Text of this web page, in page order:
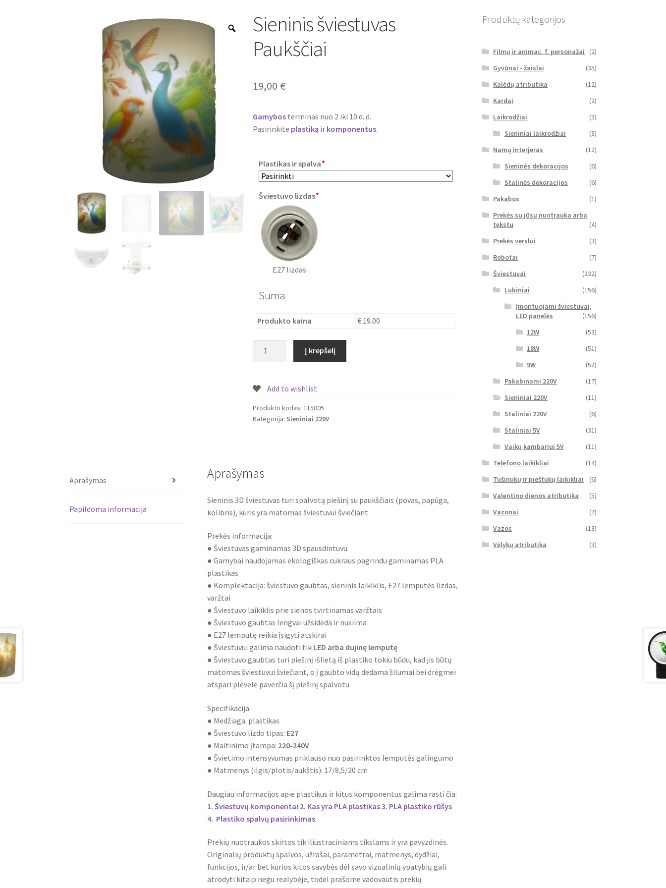
ZoomSieninis šviestuvas
Paukščiai
19,00 €
Gamybos terminas nuo 2 iki 10 d. d.
Pasirinkite plastiką ir komponentus.
Plastikas ir spalva*
Šviestuvo lizdas*
E27 lizdas
Suma
Produkto kaina € 19.00
Paukščiai
Į krepšelį
Add to wishlist
Produkto kodas:115005
Kategorija: Sieniniai 220V
Aprašymas
Papildoma informacija
Aprašymas
Sieninis 3D šviestuvas turi spalvotą piešinį su paukščiais (povas, papūga,
kolibris), kuris yra matomas šviestuvui šviečiant
Prekės informacija:
● Šviestuvas gaminamas 3D spausdintuvu
● Gamybai naudojamas ekologiškas cukraus pagrindu gaminamas PLA
plastikas
● Komplektacija: šviestuvo gaubtas, sieninis laikiklis, E27 lemputės lizdas,
varžtai
● Šviestuvo laikiklis prie sienos tvirtinamas varžtais
● Šviestuvo gaubtas lengvai užsideda ir nusiima
● E27 lemputę reikia įsigyti atskirai
● Šviestuvui galima naudoti tik LED arba dujinę lemputę
● Šviestuvo gaubtas turi piešinį išlietą iš plastiko tokiu būdu, kad jis būtų
matomas šviestuvui šviečiant, o į gaubto vidų dedama šilumai bei drėgmei
atspari plėvelė paverčia šį piešinį spalvotu
Specifikacija:
● Medžiaga: plastikas
● Šviestuvo lizdo tipas: E27
● Maitinimo įtampa: 220-240V
● Švietimo intensyvumas priklauso nuo pasirinktos lemputės galingumo
● Matmenys (ilgis/plotis/aukštis): 17/8,5/20 cm
Daugiau informacijos apie plastikus ir kitus komponentus galima rasti čia:
1. Šviestuvų komponentai 2. Kas yra PLA plastikas3. PLA plastiko rūšys
4. Plastiko spalvų pasirinkimas.
Prekių nuotraukos skirtos tik iliustraciniams tikslams ir yra pavyzdinės.
Originalių produktų spalvos, užrašai, parametrai, matmenys, dydžiai,
funkcijos, ir/ar bet kurios kitos savybės dėl savo vizualinių ypatybių gali
atrodyti kitaip negu realybėje, todėl prašome vadovautis prekių
Produktų kategorijos
Filmų ir animac. f. personažai
(2)
Gyvūnai - žaislai
(35)
Kalėdų atributika
(12)
Kardai
(2)
Laikrodžiai
(3)
Sieniniai laikrodžiai
(3)
Namų interjeras
(12)
Sieninės dekoracijos
(6)
Stalinės dekoracijos
(6)
Pakabos
(1)
Prekės su jūsų nuotrauka arba
tekstu
(4)
Prekės verslui
(3)
Robotai
(7)
Šviestuvai
(232)
Lubiniai
(156)
Įmontuojami šviestuvai,
LED panelės
(156)
12W
(53)
18W
(51)
9W
(52)
Pakabinami 220V
(17)
Sieniniai 220V
(11)
Staliniai 220V
(6)
Staliniai 5V
(31)
Vaikų kambariui 5V
(11)
Telefono laikikliai
(14)
Tušinukų ir pieštukų laikikliai
(6)
Valentino dienos atributika
(5)
Vazonai
(7)
Vazos
(13)
Vėlykų atributika
(3)